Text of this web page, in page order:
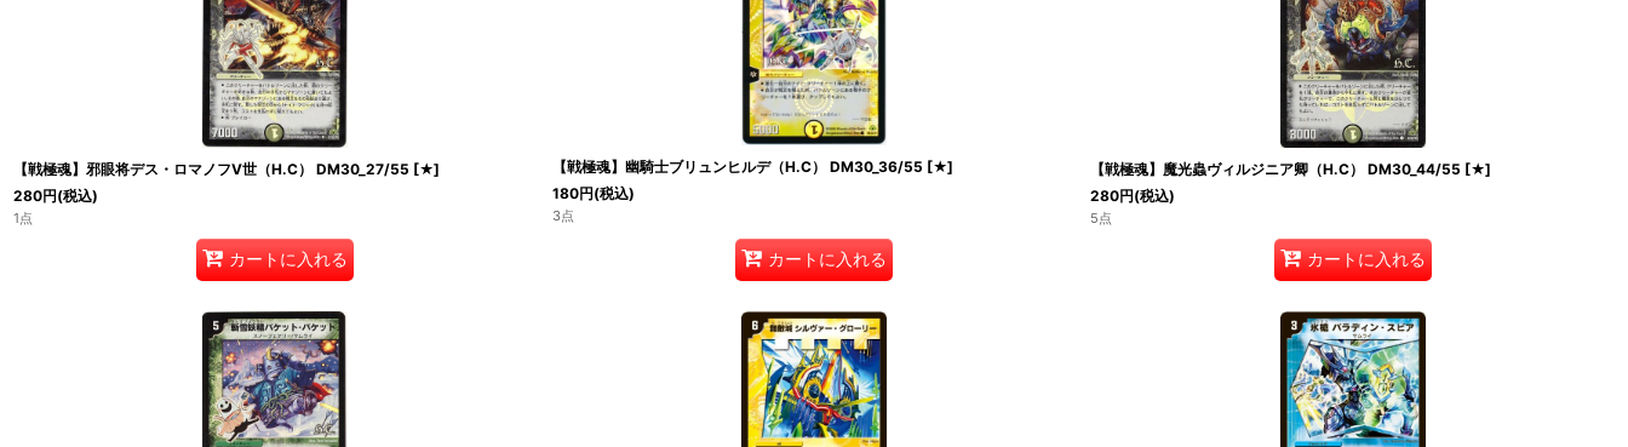
【戦極魂】邪眼将デス・ロマノフV世（H.C） DM30_27/55 [★]
280円(税込)
1点
カートに入れる
【戦極魂】幽騎士ブリュンヒルデ（H.C） DM30_36/55 [★]
180円(税込)
3点
カートに入れる
【戦極魂】魔光蟲ヴィルジニア卿（H.C） DM30_44/55 [★]
280円(税込)
5点
カートに入れる